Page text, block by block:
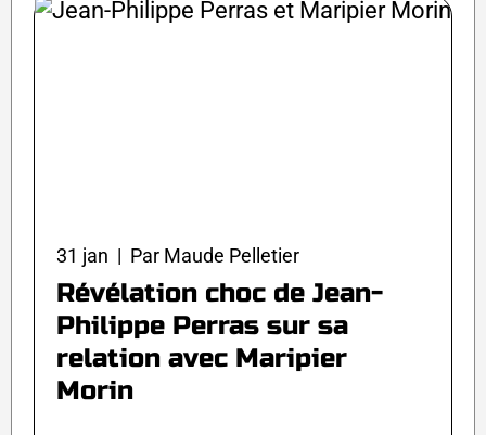
31 jan | Par Maude Pelletier
Révélation choc de Jean-
Philippe Perras sur sa
relation avec Maripier
Morin